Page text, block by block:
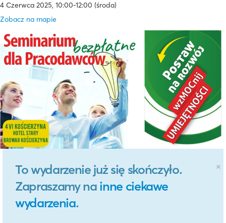
4 Czerwca 2025, 10:00-12:00 (środa)
Zobacz na mapie
×
To wydarzenie już się skończyło.
Zapraszamy na inne ciekawe
wydarzenia.